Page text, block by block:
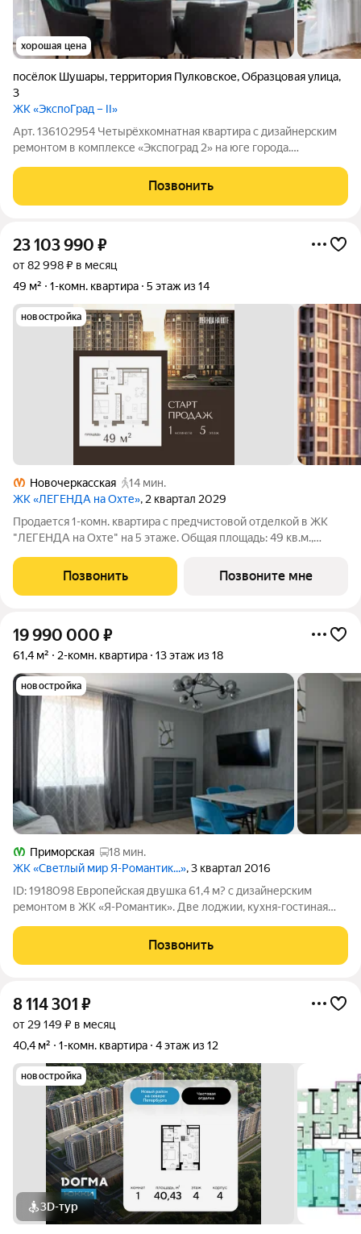
хорошая цена
посёлок Шушары,территория Пулковское,Образцовая улица,
3
ЖК «ЭкспоГрад – II»
Арт. 136102954 Четырёхкомнатная квартира с дизайнерским
ремонтом в комплексе «Экспоград 2» на юге города.
отдельные спальни, два санузла и кухня-гостиная площадью
почти 28 м с современной мебелью и
Позвонить
23 103 990 ₽
от 82 998 ₽ в месяц
49 м²
1-комн. квартира 5 этаж из 14
новостройка
Новочеркасская
14 мин.
ЖК «ЛЕГЕНДА на Охте», 2 квартал 2029
Продается 1-комн. квартира с предчистовой отделкой в ЖК
"ЛЕГЕНДА на Охте" на 5 этаже. Общая площадь: 49 кв.м.,
кв.м. Все окна выходят на одну сторону. В квартире один
раздельный санузел.
Позвонить Позвоните мне
19 990 000 ₽
61,4 м² 2-комн. квартира 13 этаж из 18
новостройка
Приморская
18 мин.
ЖК «Светлый мир Я-Романтик...», 3 квартал 2016
ID: 1918098 Европейская двушка 61,4 м? с дизайнерским
ремонтом в ЖК «Я-Романтик». Две лоджии, кухня-гостиная
13-м этаже, выходите на теплую застекленную лоджию с
чашкой кофе и смотрите на
Позвонить
8 114 301 ₽
от 29 149 ₽ в месяц
40,4 м²
1-комн. квартира 4 этаж из 12
новостройка
3D-тур